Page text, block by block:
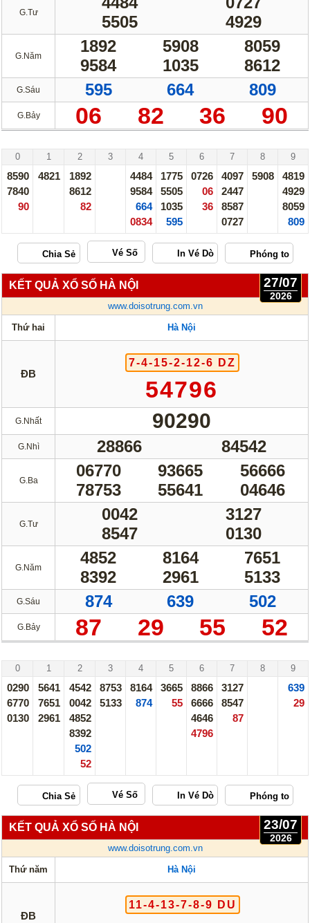
G.Tư
5505
4929
G.Năm
1892 5908
8059
9584
1035 8612
G.Sáu 595 664 809
G.Bảy 06 82 36 90
0 1 2 3 4 5 6 7 8 9
8590
7840
90
4821
1892
8612
82
4484
9584
664
0834
1775
5505
1035
595
0726
06
36
4097
2447
8587
0727
5908
4819
4929
8059
809
Vé Số
27/07
2026
KẾT QUẢ XỔ SỐ HÀ NỘI
www.doisotrung.com.vn
Thứ hai Hà Nội
ĐB
7-4-15-2-12-6 DZ
54796
G.Nhất 90290
G.Nhì 28866 84542
G.Ba
06770 93665
56666
78753
55641 04646
G.Tư
0042
3127
8547
0130
G.Năm
4852 8164
7651
8392
2961 5133
G.Sáu 874 639 502
G.Bảy 87 29 55 52
0 1 2 3 4 5 6 7 8 9
0290
6770
0130
5641
7651
2961
4542
0042
4852
8392
502
52
8753
5133
8164
874
3665
55
8866
6666
4646
4796
3127
8547
87
639
29
Vé Số
23/07
2026
KẾT QUẢ XỔ SỐ HÀ NỘI
www.doisotrung.com.vn
Thứ năm Hà Nội
ĐB
11-4-13-7-8-9 DU